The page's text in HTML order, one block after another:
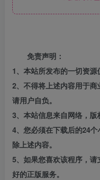
免责声明：
1、本站所发布的一切资源
2、不得将上述内容用于
请用户自负。
3、本站信息来自网络，版
4、您必须在下载后的24
除上述内容。
5、如果您喜欢该程序，
好的正版服务。